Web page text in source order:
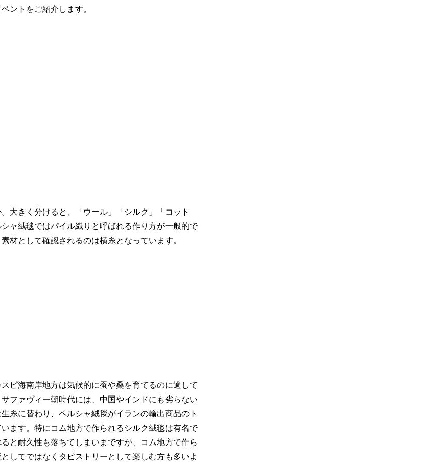
ントをご紹介します。
大きく分けると、「ウール」「シルク」「コット
ャ絨毯ではパイル織りと呼ばれる作り方が一般的で
材として確認されるのは横糸となっています。
ピ海南岸地方は気候的に蚕や桑を育てるのに適して
ファヴィー朝時代には、中国やインドにも劣らない
糸に替わり、ペルシャ絨毯がイランの輸出商品のト
ます。特にコム地方で作られるシルク絨毯は有名で
と耐久性も落ちてしまいまですが、コム地方で作ら
してではなくタピストリーとして楽しむ方も多いよ